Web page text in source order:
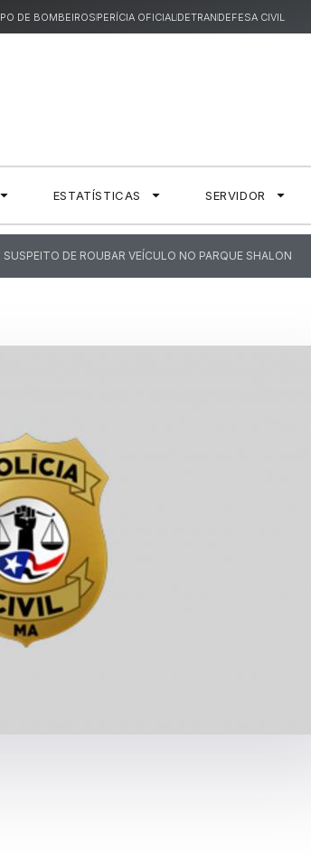
DE BOMBEIROSPERÍCIA OFICIALDETRANDEFESA CIVIL
ESTATÍSTICAS SERVIDOR
DE ROUBAR VEÍCULO NO PARQUE SHALON